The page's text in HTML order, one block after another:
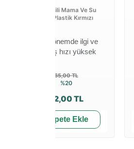
Kedi İkili Mama Ve Su
Kabı Plastik Kırmızı
Son dönemde ilgi ve
sipariş hızı yüksek
65,00 TL
%20
52,00 TL
Sepete Ekle